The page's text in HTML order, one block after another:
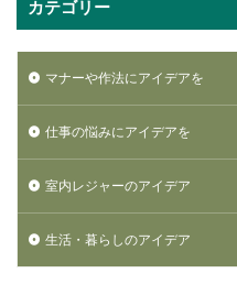
カテゴリー
マナーや作法にアイデアを
仕事の悩みにアイデアを
室内レジャーのアイデア
生活・暮らしのアイデア